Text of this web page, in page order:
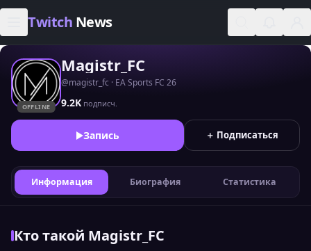
Skip to content
Twitch News
OFFLINE
Magistr_FC
@magistr_fc · EA Sports FC 26
9.2K подписч.
Запись ＋ Подписаться
Информация Биография Статистика
Кто такой Magistr_FC